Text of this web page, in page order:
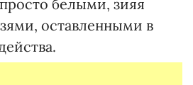
белыми, зияя
оставленными в